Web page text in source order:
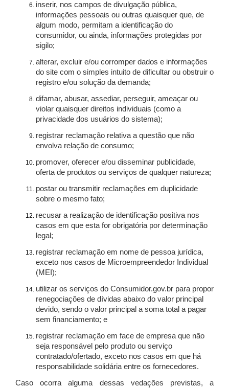
inserir, nos campos de divulgação pública,
informações pessoais ou outras quaisquer que, de
algum modo, permitam a identificação do
consumidor, ou ainda, informações protegidas por
sigilo;
alterar, excluir e/ou corromper dados e informações
do site com o simples intuito de dificultar ou obstruir o
registro e/ou solução da demanda;
difamar, abusar, assediar, perseguir, ameaçar ou
violar quaisquer direitos individuais (como a
privacidade dos usuários do sistema);
registrar reclamação relativa a questão que não
envolva relação de consumo;
promover, oferecer e/ou disseminar publicidade,
oferta de produtos ou serviços de qualquer natureza;
postar ou transmitir reclamações em duplicidade
sobre o mesmo fato;
recusar a realização de identificação positiva nos
casos em que esta for obrigatória por determinação
legal;
registrar reclamação em nome de pessoa jurídica,
exceto nos casos de Microempreendedor Individual
(MEI);
utilizar os serviços do Consumidor.gov.br para propor
renegociações de dívidas abaixo do valor principal
devido, sendo o valor principal a soma total a pagar
sem financiamento; e
registrar reclamação em face de empresa que não
seja responsável pelo produto ou serviço
contratado/ofertado, exceto nos casos em que há
responsabilidade solidária entre os fornecedores.
Caso ocorra alguma dessas vedações previstas, a